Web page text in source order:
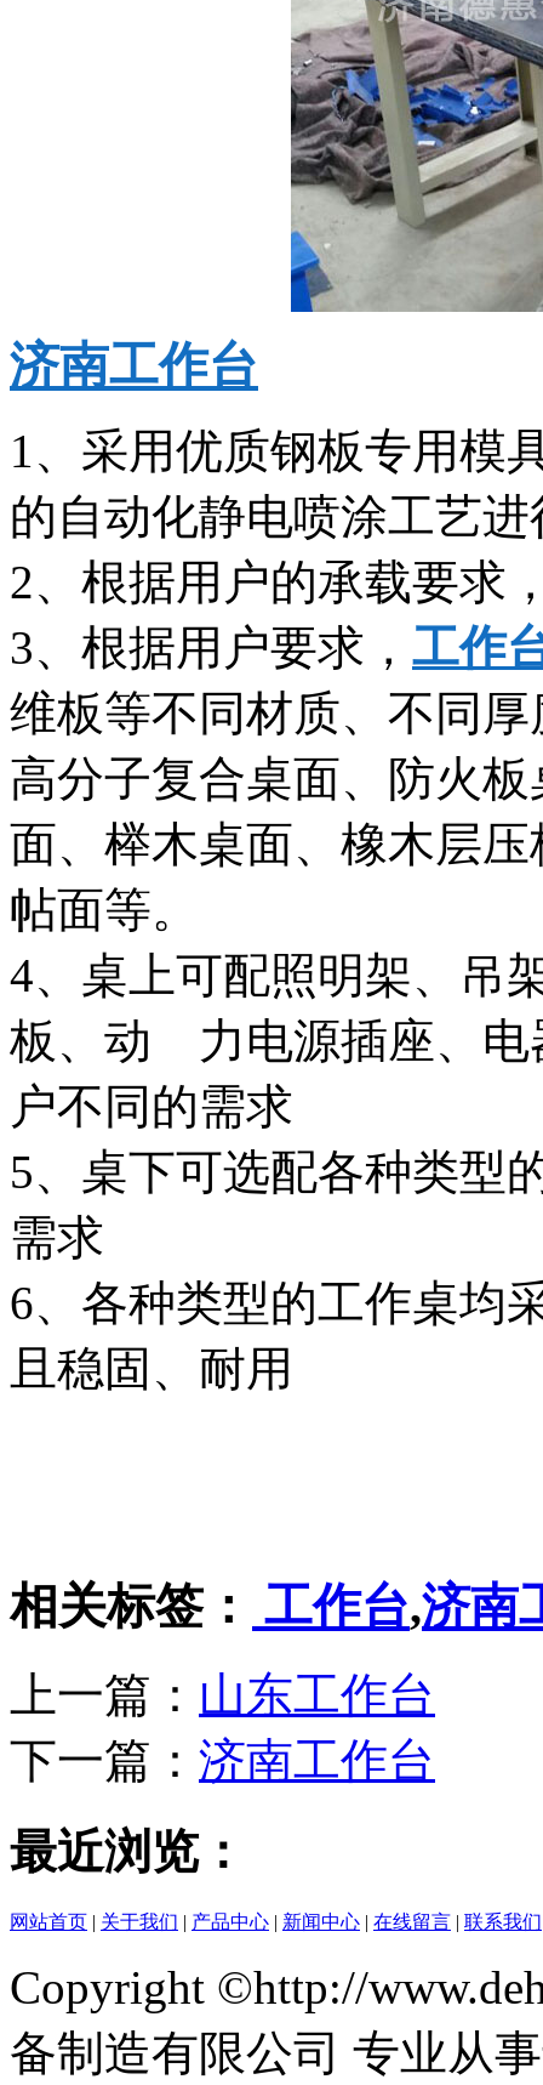
济南工作台
1、采用优质钢板专用模
的自动化静电喷涂工艺
2、根据用户的承载要求
3、根据用户要求， 工作
维板等不同材质、不同
高分子复合桌面、防火
面、榉木桌面、橡木层
帖面等。
4、桌上可配照明架、吊
板、动 力电源插座、电
户不同的需求
5、桌下可选配各种类型
需求
6、各种类型的工作桌均
且稳固、耐用
相关标签： 工作台,济南
上一篇： 山东工作台
下一篇： 济南工作台
最近浏览：
网站首页 | 关于我们 | 产品中心 | 新闻中心 | 在线留言 | 联系我们
Copyright ©http://
备制造有限公司 专业从